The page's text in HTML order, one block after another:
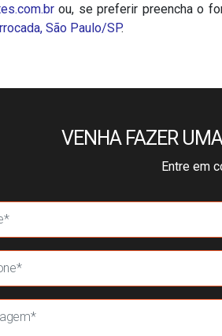
ou, se preferir preencha o
São Paulo/SP.
VENHA FAZER
Entre em